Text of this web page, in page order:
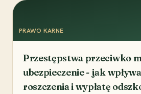
PRAWO KARNE
Przestępstwa przeciwko
ubezpieczenie - jak
roszczenia i wypłatę